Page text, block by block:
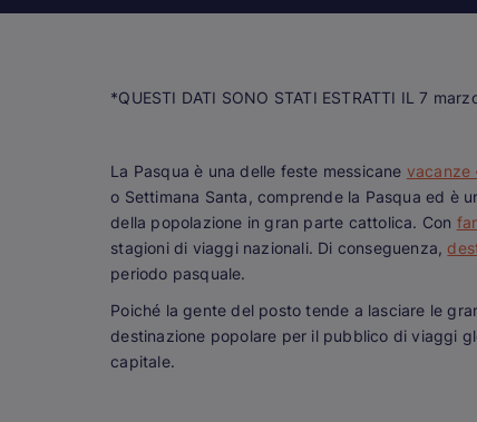
*QUESTI DATI SONO STATI ESTRATTI IL 7
La Pasqua è una delle feste messicane vacanze
o Settimana Santa, comprende la Pasqua ed è
della popolazione in gran parte cattolica. Con
stagioni di viaggi nazionali. Di conseguenza,
periodo pasquale.
Poiché la gente del posto tende a lasciare le
destinazione popolare per il pubblico di viaggi
capitale.